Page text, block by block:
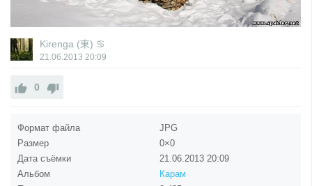
Kirenga (東) ♋
21.06.2013 20:09
0
Формат файла
JPG
Размер
0×0
Дата съёмки
21.06.2013 20:09
Альбом
Карам